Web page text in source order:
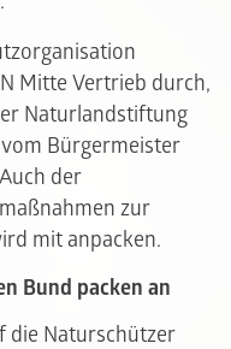
Mitte Vertrieb durch,
Naturlandstiftung
Bürgermeister
der
zur
mit anpacken.
Bund packen an
die Naturschützer